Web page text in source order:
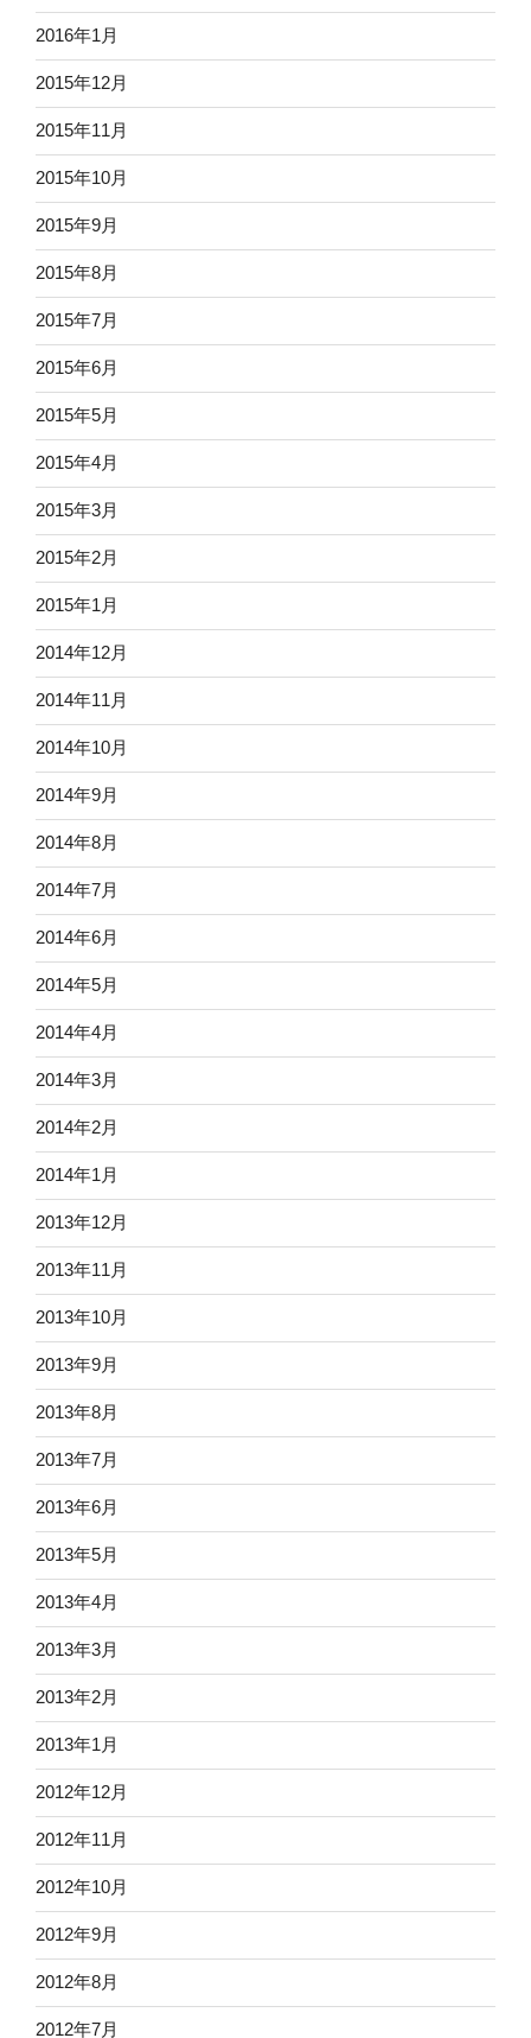
2016年1月
2015年12月
2015年11月
2015年10月
2015年9月
2015年8月
2015年7月
2015年6月
2015年5月
2015年4月
2015年3月
2015年2月
2015年1月
2014年12月
2014年11月
2014年10月
2014年9月
2014年8月
2014年7月
2014年6月
2014年5月
2014年4月
2014年3月
2014年2月
2014年1月
2013年12月
2013年11月
2013年10月
2013年9月
2013年8月
2013年7月
2013年6月
2013年5月
2013年4月
2013年3月
2013年2月
2013年1月
2012年12月
2012年11月
2012年10月
2012年9月
2012年8月
2012年7月